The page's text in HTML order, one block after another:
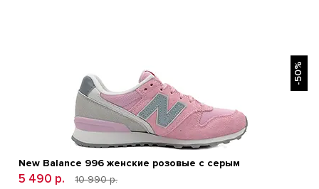
-50%
New Balance 996 женские розовые с серым
5 490 р.
10 990 р.